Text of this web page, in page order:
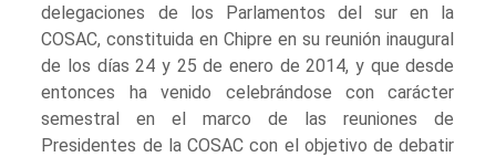
delegaciones de los Parlamentos del sur en la
COSAC, constituida en Chipre en su reunión inaugural
de los días 24 y 25 de enero de 2014, y que desde
entonces ha venido celebrándose con carácter
semestral en el marco de las reuniones de
Presidentes de la COSAC con el objetivo de debatir